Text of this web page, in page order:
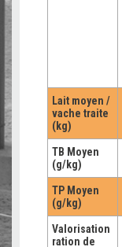
Lait moyen /
vache traite
(kg)
TB Moyen
(g/kg)
TP Moyen
(g/kg)
Valorisation
ration de